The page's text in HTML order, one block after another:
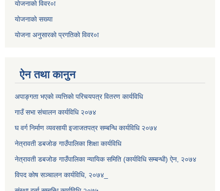
याेजनाकाे विवर०ा
याेजनाकाे सख्या
याेजना अनुसारकाे प्रगतिकाे विवर०ा
ऐन तथा कानुन
अपाङ्गता भएकाे व्यत्तिकाे परिचयपत्र वितरण कार्यविधि
गाउँ सभा संचालन कार्यविधि २०७४
घ वर्ग निर्माण व्यवसायी इजाजतपत्र सम्बन्धि कार्यविधि २०७४
नेत्रावती डबजाेङ गाउँपालिका शिक्षा कार्यविधि
नेत्रावती डबजोङ गाउँपालिका न्यायिक समिति (कार्यविधि सम्बन्धी) ऐन, २०७४
विपद काेष सञ्चालन कार्यविधि, २०७४_